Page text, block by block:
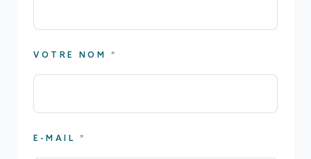
VOTRE NOM *
E-MAIL *